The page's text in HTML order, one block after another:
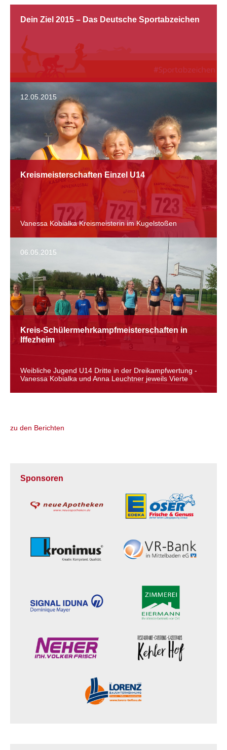
Dein Ziel 2015 – Das Deutsche Sportabzeichen
12.05.2015
Kreismeisterschaften Einzel U14
Vanessa Kobialka Kreismeisterin im Kugelstoßen
06.05.2015
Kreis-Schülermehrkampfmeisterschaften in
Iffezheim
Weibliche Jugend U14 Dritte in der Dreikampfwertung -
Vanessa Kobialka und Anna Leuchtner jeweils Vierte
zu den Berichten
Sponsoren